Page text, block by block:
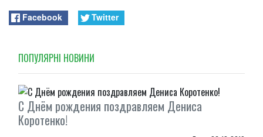
Facebook Twitter
ПОПУЛЯРНI НОВИНИ
С Днём рождения поздравляем Дениса
Коротенко!